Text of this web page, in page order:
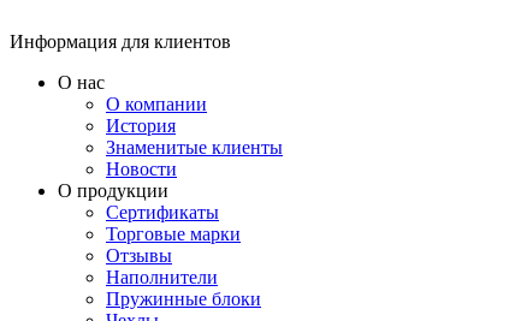
Информация для клиентов
О нас
О компании
История
Знаменитые клиенты
Новости
О продукции
Сертификаты
Торговые марки
Отзывы
Наполнители
Пружинные блоки